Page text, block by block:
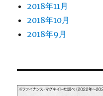
2018年11月
2018年10月
2018年9月